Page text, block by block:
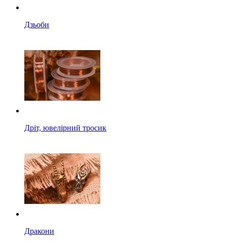
Дзьоби
Дріт, ювелірний тросик
Дракони